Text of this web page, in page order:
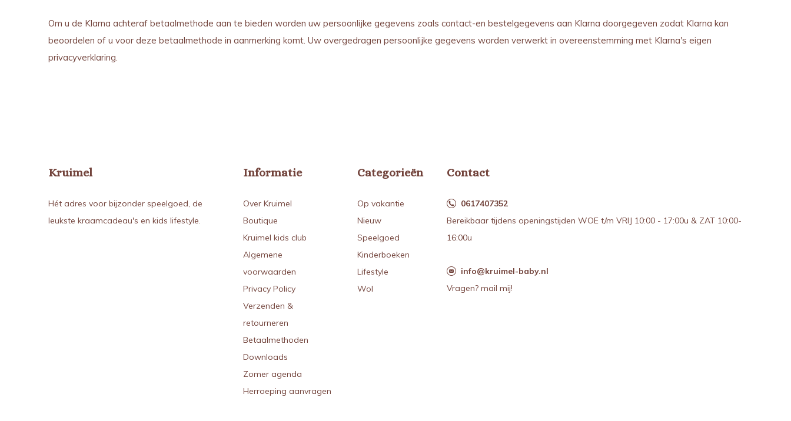
Om u de Klarna achteraf betaalmethode aan te bieden worden uw persoonlijke gegevens zoals contact-en bestelgegevens aan Klarna doorgegeven zodat Klarna kan
beoordelen of u voor deze betaalmethode in aanmerking komt. Uw overgedragen persoonlijke gegevens worden verwerkt in overeenstemming met Klarna's eigen
privacyverklaring.
Kruimel
Hét adres voor bijzonder speelgoed, de
leukste kraamcadeau's en kids lifestyle.
Informatie
Over Kruimel
Boutique
Kruimel kids club
Algemene
voorwaarden
Privacy Policy
Verzenden &
retourneren
Betaalmethoden
Downloads
Zomer agenda
Herroeping aanvragen
Categorieën
Op vakantie
Nieuw
Speelgoed
Kinderboeken
Lifestyle
Wol
Contact
0617407352
Bereikbaar tijdens openingstijden WOE t/m VRIJ 10:00 - 17:00u & ZAT 10:00-
16:00u
info@kruimel-baby.nl
Vragen? mail mij!